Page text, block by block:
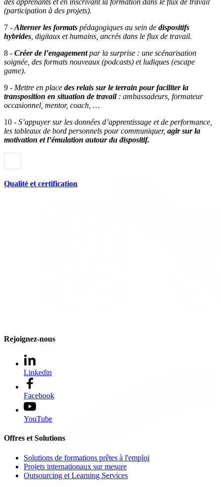
des apprenants et en inscrivant la formation dans le flux de travail
(participation à des projets).
7 - Alterner les formats pédagogiques au sein de dispositifs
hybrides , digitaux et humains, ancrés dans le flux de travail.
8 - Créer de l’engagementpar la surprise : une scénarisation
soignée, des formats nouveaux (podcasts) et ludiques (escape
game).
9 - Mettre en place des relais sur le terrain pour faciliter la
transposition en situation de travail: ambassadeurs, formateur
occasionnel, mentor, coach, …
10 - S’appuyer sur les données d’apprentissage et de performance,
les tableaux de bord personnels pour communiquer, agir sur la
motivation et l’émulation autour du dispositif.
Qualité et certification
Rejoignez-nous
Linkedin
Facebook
YouTube
Offres et Solutions
Solutions de formations prêtes à l'emploi
Projets internationaux sur mesure
Outsourcing et Learning Services